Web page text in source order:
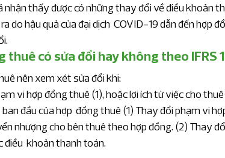
sâu
chuyên sâu Bản tin kinh tế chuyên sâu
Phân tích ngành năng lương Ngành
nhận thấy được có những thay đổi về điều khoản
do hậu quả của đại dịch  COVID-19 dẫn đến hợp
thuê có sửa đổi hay không theo IFRS
nên xem xét sửa đổi khi:
vi hợp đồng thuê (1), hoặc lợi ích từ việc cho
ban đầu của hợp  đồng thuê (1) Thay đổi phạm vi
nhượng cho bên thuê theo hợp đồng. (2) Thay
điều  khoản thanh toán.